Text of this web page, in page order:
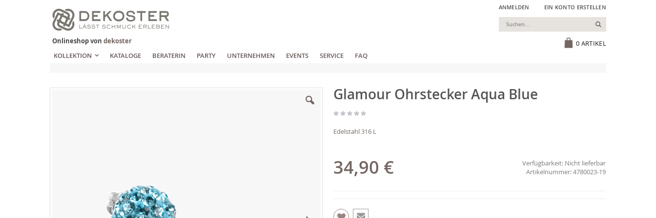
Zum
Inhalt
springen
ANMELDEN EIN KONTO ERSTELLEN
0 ARTIKEL
Suchen
Onlineshop von dekoster
KOLLEKTION
KATALOGE BERATERIN PARTY UNTERNEHMEN EVENTS SERVICE FAQ
Glamour Ohrstecker Aqua Blue
Edelstahl 316 L
34,90 € Verfügbarkeit: Nicht lieferbar
4780023-19